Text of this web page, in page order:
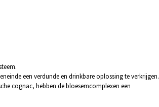
een verdunde en drinkbare oplossing te verkrijgen.
cognac, hebben de bloesemcomplexen een